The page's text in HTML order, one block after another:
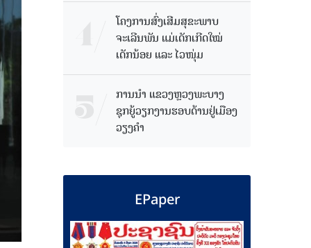
ໂຄງການສົ່ງເສີມສຸຂະພາບ
ຈະເລີນພັນ ແມ່ເດັກເກີດໃໝ່
ເດັກນ້ອຍ ແລະ ໄວໜຸ່ມ
ການນຳ ແຂວງຫຼວງພະບາງ
ຊຸກຍູ້ວຽກງານຮອບດ້ານຢູ່ເມືອງ
ວຽງຄໍາ
EPaper